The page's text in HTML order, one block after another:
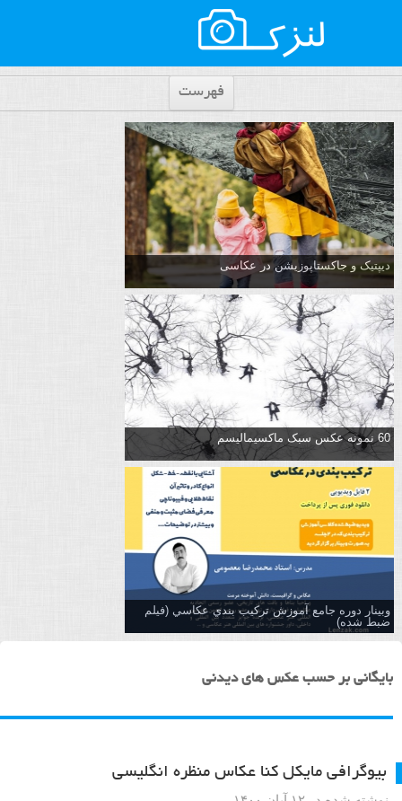
فهرست
دیپتیک و جاکستا‌پوزیشن در عکاسی
60 نمونه عکس سبک ماکسیمالیسم
وبینار دوره جامع آموزش تركيب بندي عكاسي (فیلم
ضبط شده)
بایگانی بر حسب عکس های دیدنی
بیوگرافی مایکل کنا عکاس منظره انگلیسی